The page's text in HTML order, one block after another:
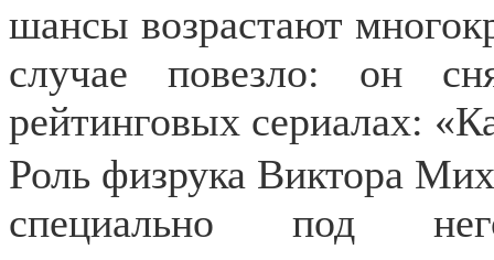
шансы возрастают
случае повезло: он
рейтинговых сериалах:
Роль физрука Виктора
специально под